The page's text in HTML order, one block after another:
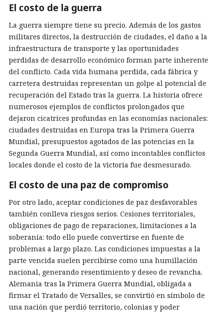
El costo de la guerra
La guerra siempre tiene su precio. Además de los gastos
militares directos, la destrucción de ciudades, el daño a la
infraestructura de transporte y las oportunidades
perdidas de desarrollo económico forman parte inherente
del conflicto. Cada vida humana perdida, cada fábrica y
carretera destruidas representan un golpe al potencial de
recuperación del Estado tras la guerra. La historia ofrece
numerosos ejemplos de conflictos prolongados que
dejaron cicatrices profundas en las economías nacionales:
ciudades destruidas en Europa tras la Primera Guerra
Mundial, presupuestos agotados de las potencias en la
Segunda Guerra Mundial, así como incontables conflictos
locales donde el costo de la victoria fue desmesurado.
El costo de una paz de compromiso
Por otro lado, aceptar condiciones de paz desfavorables
también conlleva riesgos serios. Cesiones territoriales,
obligaciones de pago de reparaciones, limitaciones a la
soberanía: todo ello puede convertirse en fuente de
problemas a largo plazo. Las condiciones impuestas a la
parte vencida suelen percibirse como una humillación
nacional, generando resentimiento y deseo de revancha.
Alemania tras la Primera Guerra Mundial, obligada a
firmar el Tratado de Versalles, se convirtió en símbolo de
una nación que perdió territorio, colonias y poder